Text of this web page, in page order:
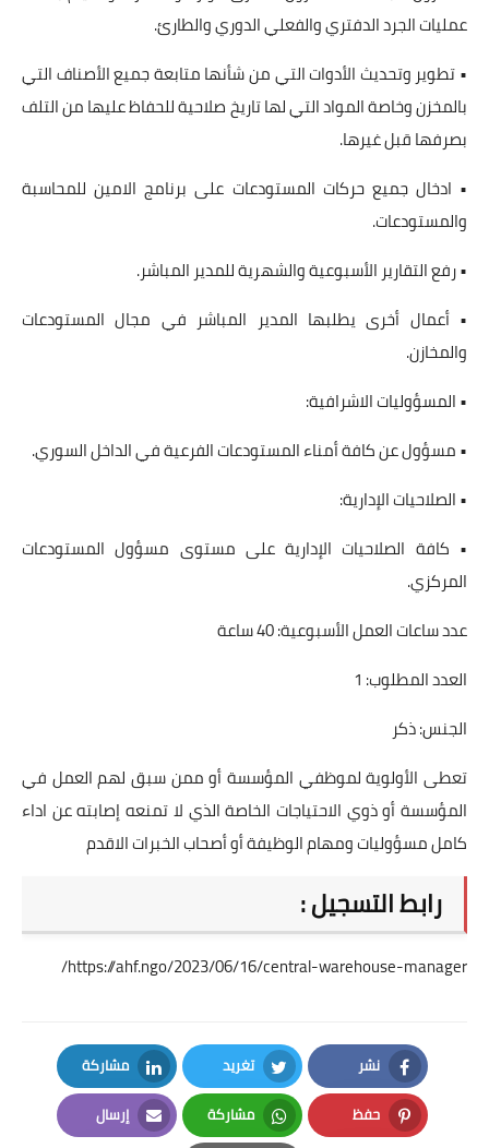
عمليات الجرد الدفتري والفعلي الدوري والطارئ.
• تطوير وتحديث الأدوات التي من شأنها متابعة جميع الأصناف التي
بالمخزن وخاصة المواد التي لها تاريخ صلاحية للحفاظ عليها من التلف
بصرفها قبل غيرها.
• ادخال جميع حركات المستودعات على برنامج الامين للمحاسبة
والمستودعات.
• رفع التقارير الأسبوعية والشهرية للمدير المباشر.
• أعمال أخرى يطلبها المدير المباشر في مجال المستودعات
والمخازن.
• المسؤوليات الاشرافية:
• مسؤول عن كافة أمناء المستودعات الفرعية في الداخل السوري.
• الصلاحيات الإدارية:
• كافة الصلاحيات الإدارية على مستوى مسؤول المستودعات
المركزي.
عدد ساعات العمل الأسبوعية: 40 ساعة
العدد المطلوب: 1
الجنس: ذكر
تعطى الأولوية لموظفي المؤسسة أو ممن سبق لهم العمل في
المؤسسة أو ذوي الاحتياجات الخاصة الذي لا تمنعه إصابته عن اداء
كامل مسؤوليات ومهام الوظيفة أو أصحاب الخبرات الاقدم
رابط التسجيل :
https://ahf.ngo/2023/06/16/central-warehouse-manager/
نشر
Facebook
تغريد
Twitter
مشاركة
LinkedIn
حفظ
Pinterest
مشاركة
Whatsapp
إرسال
Email